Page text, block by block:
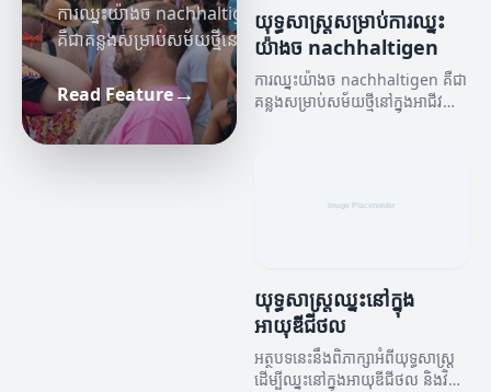
ការឈ្នះយ៉ាងច nachhaltigen
គឺជាគន្លងសម្រាប់សម័យថ្មីនៅក្នុង
អាជីវកម្ម។ អត្ថបទនេះនឹងពិចារណា
អំពីយុទ្ធសាស្រ្តនានាដែលអាចជួយ
អ្នកឈ្នះក្នុងការផ្សព្វផ្សាយ និង
ការលូតលាស់។
Read Feature→
កំណត់ហេតុជោគជ័យ
អំណាចនៃ
កំណត់ហេតុ
វីដេអូបង្ហាញ
គ្រឿងផ្សំច្នៃប្រឌិត
ក្នុងវីដេអូបង្ហាញ
យុទ្ធសាស្រ្តសម្រាប់ការឈ្នះ
យ៉ាងច nachhaltigen
ការឈ្នះយ៉ាងច nachhaltigen គឺជា
គន្លងសម្រាប់សម័យថ្មីនៅក្នុងអាជីវ
យុទ្ធសាស្រ្តឈ្នះនៅក្នុង
អាយុឌីជីថល
អត្ថបទនេះនឹងពិភាក្សាអំពីយុទ្ធសាស្រ្ត
ដើម្បីឈ្នះនៅក្នុងអាយុឌីជីថល និងវិធី